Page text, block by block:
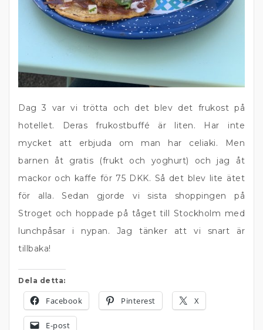
Dag 3 var vi trötta och det blev det frukost på
hotellet. Deras frukostbuffé är liten. Har inte
mycket att erbjuda om man har celiaki. Men
barnen åt gratis (frukt och yoghurt) och jag åt
mackor och kaffe för 75 DKK. Så det blev lite ätet
för alla. Sedan gjorde vi sista shoppingen på
Stroget och hoppade på tåget till Stockholm med
lunchpåsar i nypan. Jag tänker att vi snart är
tillbaka!
Dela detta:
Facebook Pinterest X
E-post